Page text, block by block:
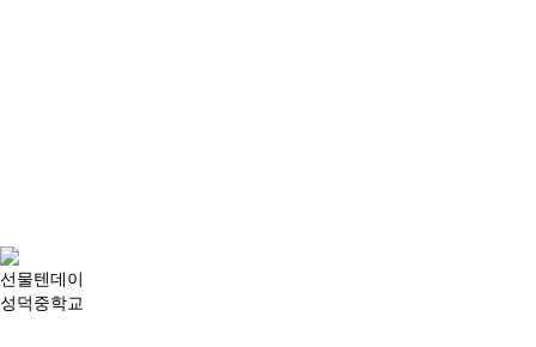
선물텐데이
성덕중학교